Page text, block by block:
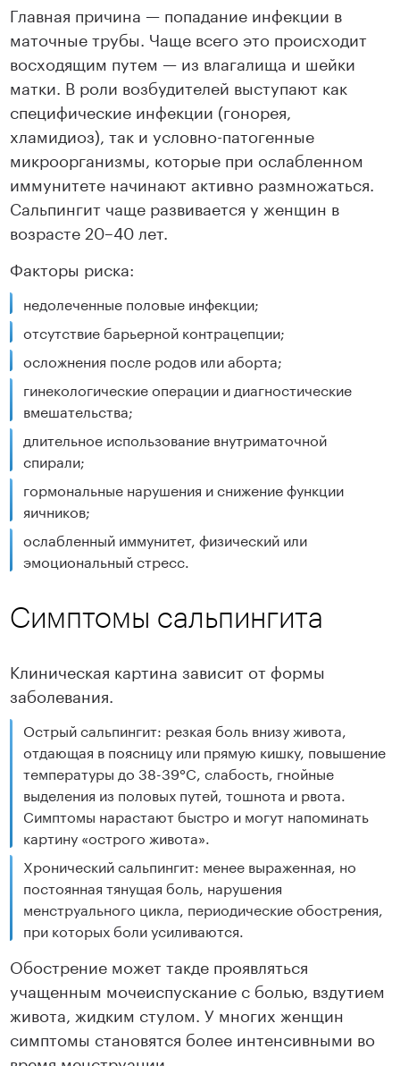
Главная причина — попадание инфекции в
маточные трубы. Чаще всего это происходит
восходящим путем — из влагалища и шейки
матки. В роли возбудителей выступают как
специфические инфекции (гонорея,
хламидиоз), так и условно-патогенные
микроорганизмы, которые при ослабленном
иммунитете начинают активно размножаться.
Сальпингит чаще развивается у женщин в
возрасте 20–40 лет.
Факторы риска:
недолеченные половые инфекции;
отсутствие барьерной контрацепции;
осложнения после родов или аборта;
гинекологические операции и диагностические
вмешательства;
длительное использование внутриматочной
спирали;
гормональные нарушения и снижение функции
яичников;
ослабленный иммунитет, физический или
эмоциональный стресс.
Симптомы сальпингита
Клиническая картина зависит от формы
заболевания.
Острый сальпингит: резкая боль внизу живота,
отдающая в поясницу или прямую кишку, повышение
температуры до 38-39°С, слабость, гнойные
выделения из половых путей, тошнота и рвота.
Симптомы нарастают быстро и могут напоминать
картину «острого живота».
Хронический сальпингит: менее выраженная, но
постоянная тянущая боль, нарушения
менструального цикла, периодические обострения,
при которых боли усиливаются.
Обострение может такде проявляться
учащенным мочеиспускание с болью, вздутием
живота, жидким стулом. У многих женщин
симптомы становятся более интенсивными во